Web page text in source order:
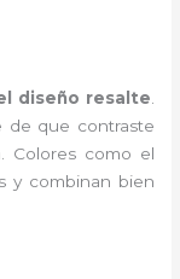
diseño resalte
de que contraste
Colores como el
y combinan bien